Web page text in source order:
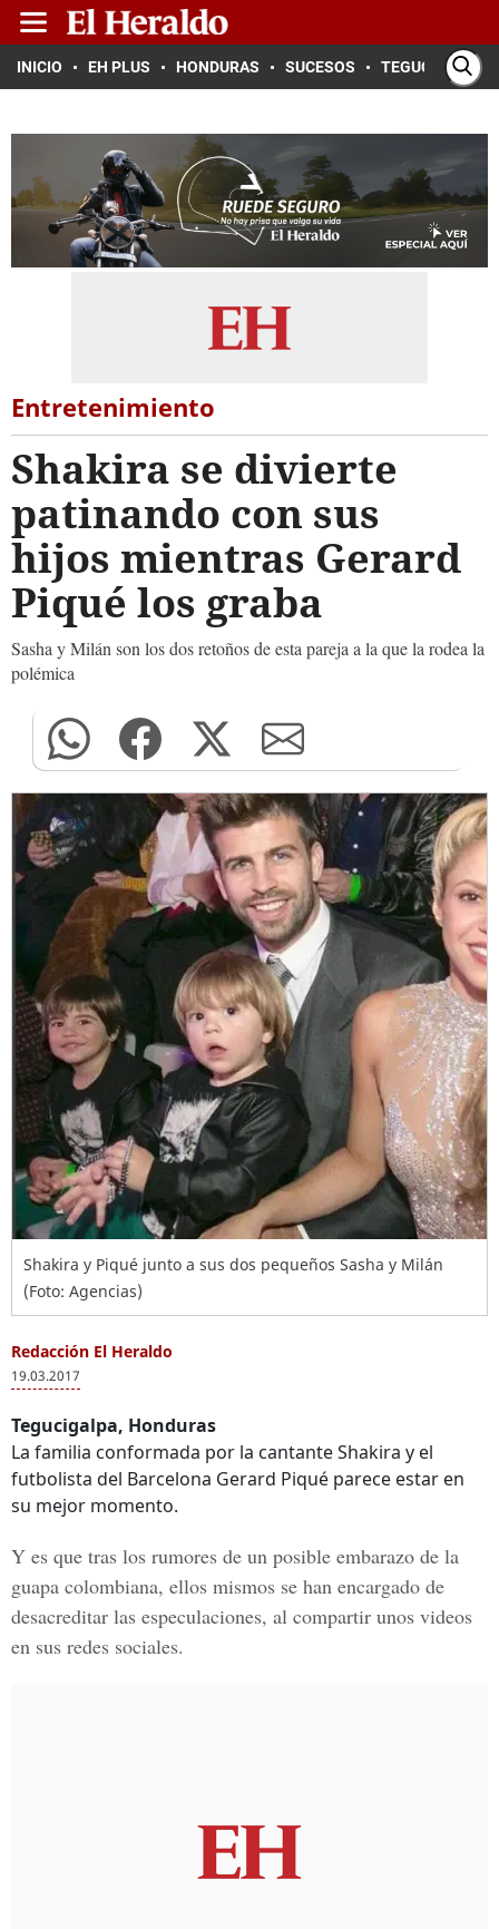
INICIO EH PLUS HONDURAS SUCESOS TEGUCIGALPA
Entretenimiento
Shakira se divierte
patinando con sus
hijos mientras Gerard
Piqué los graba
Sasha y Milán son los dos retoños de esta pareja a la que la rodea la
polémica
Shakira y Piqué junto a sus dos pequeños Sasha y Milán
(Foto: Agencias)
Redacción El Heraldo
19.03.2017
Tegucigalpa, Honduras
La familia conformada por la cantante Shakira y el
futbolista del Barcelona Gerard Piqué parece estar en
su mejor momento.
Y es que tras los rumores de un posible embarazo de la
guapa colombiana, ellos mismos se han encargado de
desacreditar las especulaciones, al compartir unos videos
en sus redes sociales.